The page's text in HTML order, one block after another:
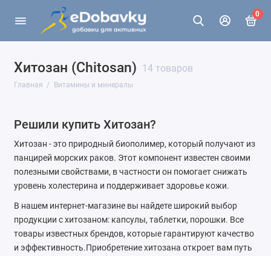
0
Хитозан (Chitosan) 14 товаров
Главная Витамины и минералы
Решили купить Хитозан?
Хитозан - это природный биополимер, который получают из
панцирей морских раков. Этот компонент известен своими
полезными свойствами, в частности он помогает снижать
уровень холестерина и поддерживает здоровье кожи.
В нашем интернет-магазине вы найдете широкий выбор
продукции с хитозаном: капсулы, таблетки, порошки. Все
товары известных брендов, которые гарантируют качество
и эффективность.Приобретение хитозана откроет вам путь